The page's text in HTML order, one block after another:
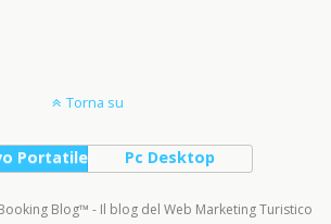
Torna su
Portatile Pc Desktop
Blog™ - Il blog del Web Marketing Turistico